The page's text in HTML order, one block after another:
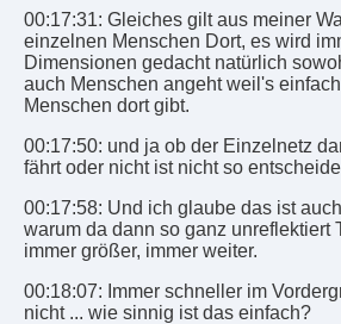
00:17:31: Gleiches gilt aus meiner
einzelnen Menschen Dort, es wird
Dimensionen gedacht natürlich
auch Menschen angeht weil's
Menschen dort gibt.
00:17:50: und ja ob der Einzelnetz
fährt oder nicht ist nicht so
00:17:58: Und ich glaube das ist
warum da dann so ganz unreflektiert
immer größer, immer weiter.
00:18:07: Immer schneller im
nicht ... wie sinnig ist das einfach?